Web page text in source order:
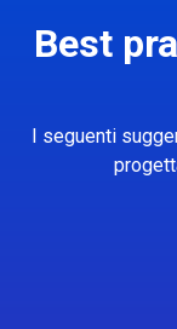
Best
I seguenti